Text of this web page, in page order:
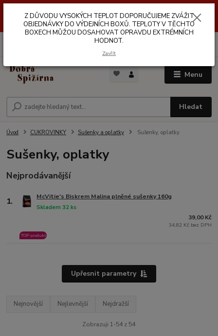
VÝDEJNÍCH BOXŮ. TEPLOTA V TĚCHTO BOXECH MŮŽE DOSAHOVAT
OPRAVDU EXTRÉMNÍCH HODNOT.
Menu
Hledat
Úvod CUKROVINKY Sušenky a oplatky Sušenky, oplatky
Sušenky, oplatky
Nejprodávanější
1. McVitie's Biskrem Malina plněné sušenky 160g
Skladem 32 ks
TOP produkt
39,00 Kč
34,82 Kč bez DPH
Upřesnit parametry
Nejnovější Nejlevnější Nejdražší
Zobrazuji 1-54 z 54
Z DŮVODU VYSOKÝCH TEPLOT DOPORUČUJEME ZVÁŽIT
OBJEDNÁVKY DO VÝDEJNÍCH BOXŮ. TEPLOTY V TĚCHTO
BOXECH MŮŽOU DOSAHOVAT OPRAVDU EXTRÉMNÍCH
HODNOT.
Zavřít